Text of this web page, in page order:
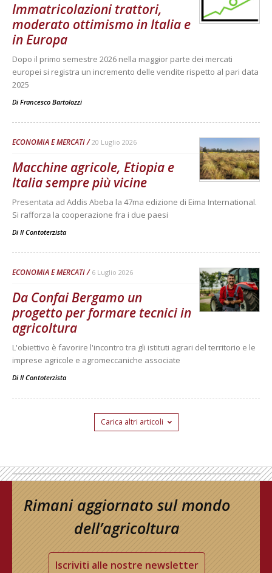
Immatricolazioni trattori,
moderato ottimismo in Italia e
in Europa
Dopo il primo semestre 2026 nella maggior parte dei mercati
europei si registra un incremento delle vendite rispetto al pari data
2025
Di Francesco Bartolozzi
ECONOMIA E MERCATI 20 Luglio 2026
Macchine agricole, Etiopia e
Italia sempre più vicine
Presentata ad Addis Abeba la 47ma edizione di Eima International.
Si rafforza la cooperazione fra i due paesi
Di Il Contoterzista
ECONOMIA E MERCATI 6 Luglio 2026
Da Confai Bergamo un
progetto per formare tecnici in
agricoltura
L'obiettivo è favorire l'incontro tra gli istituti agrari del territorio e le
imprese agricole e agromeccaniche associate
Di Il Contoterzista
Carica altri articoli
Rimani aggiornato sul mondo
dell’agricoltura
Iscriviti alle nostre newsletter